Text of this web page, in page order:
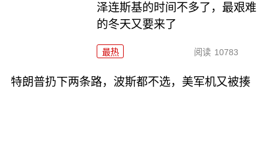
泽连斯基的时间不多了，最艰难
的冬天又要来了
最热 阅读 10783
特朗普扔下两条路，波斯都不选，美军机又被揍